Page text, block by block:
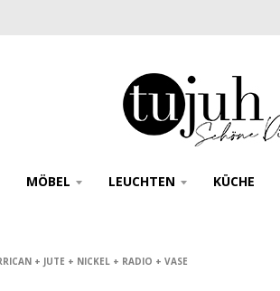
MÖBEL LEUCHTEN KÜCHE
+ JUTE + NICKEL + RADIO + VASE